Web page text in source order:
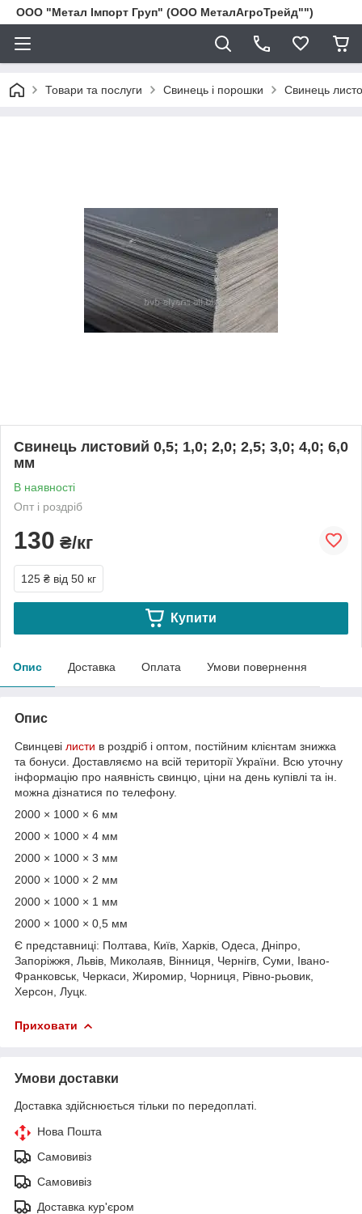
ООО "Метал Імпорт Груп" (ООО МеталАгроТрейд"")
Товари та послуги Свинець і порошки Свинець
Свинець листовий 0,5; 1,0; 2,0; 2,5; 3,0; 4,0; 6,0
мм
В наявності
Опт і роздріб
130 ₴/кг
125 ₴ від 50 кг
Купити
Опис Доставка Оплата Умови повернення
Опис
Свинцеві листи в роздріб і оптом, постійним клієнтам знижка
та бонуси. Доставляємо на всій території України. Всю уточну
інформацію про наявність свинцю, ціни на день купівлі та ін.
можна дізнатися по телефону.
2000 × 1000 × 6 мм
2000 × 1000 × 4 мм
2000 × 1000 × 3 мм
2000 × 1000 × 2 мм
2000 × 1000 × 1 мм
2000 × 1000 × 0,5 мм
Є представниці: Полтава, Київ, Харків, Одеса, Дніпро,
Запоріжжя, Львів, Миколаяв, Вінниця, Чернігв, Суми, Івано-
Франковськ, Черкаси, Жиромир, Чорниця, Рівно-рьовик,
Херсон, Луцк.
Приховати
Умови доставки
Доставка здійснюється тільки по передоплаті.
Нова Пошта
Самовивіз
Самовивіз
Доставка кур'єром